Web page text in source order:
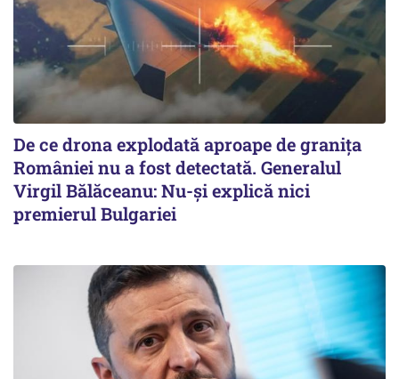
De ce drona explodată aproape de granița
României nu a fost detectată. Generalul
Virgil Bălăceanu: Nu-și explică nici
premierul Bulgariei